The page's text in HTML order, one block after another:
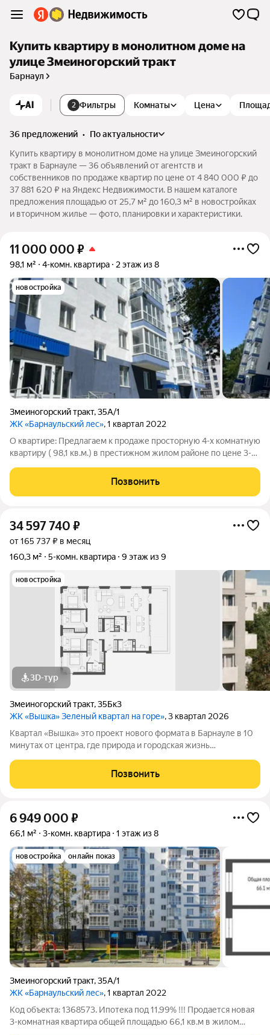
Купить квартиру в монолитном доме на
улице Змеиногорский тракт
Барнаул
AI 2 Фильтры Комнаты Цена
36 предложений •
по актуальности
Купить квартиру в монолитном доме на улице Змеиногорский
тракт в Барнауле — 36 объявлений от агентств и
собственников по продаже квартир по цене от 4 840 000 ₽ до
37 881 620 ₽ на Яндекс Недвижимости. В нашем каталоге
предложения площадью от 25,7 м² до 160,3 м² в новостройках
и вторичном жилье — фото, планировки и характеристики.
11 000 000 ₽
98,1 м² 4-комн. квартира 2 этаж из 8
новостройка
Змеиногорский тракт,35А/1
ЖК «Барнаульский лес», 1 квартал 2022
О квартире: Предлагаем к продаже просторную 4-х комнатную
квартиру ( 98,1 кв.м.) в престижном жилом районе по цене 3-х
окнами и выходом на лоджию, несколько спален, просторная
гостинная,
Позвонить
34 597 740 ₽
от 165 737 ₽ в месяц
160,3 м²
5-комн. квартира 9 этаж из 9
новостройка
3D-тур
Змеиногорский тракт,35Бк3
ЖК «Вышка» Зеленый квартал на горе», 3 квартал 2026
Квартал «Вышка» это проект нового формата в Барнауле в 10
минутах от центра, где природа и городская жизнь
интеграция в существующий природный ландшафт с
максимальным сохранением зелени и пешеходных
Позвонить
6 949 000 ₽
66,1 м² 3-комн. квартира 1 этаж из 8
новостройка онлайн показ
Змеиногорский тракт,35А/1
ЖК «Барнаульский лес», 1 квартал 2022
Код объекта: 1368573. Ипотека под 11,99% !!! Продается новая
3-комнатная квартира общей площадью 66,1 кв.м в жилом